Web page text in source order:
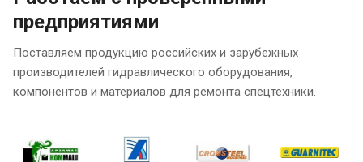
предприятиями
Поставляем продукцию российских и зарубежных
производителей гидравлического оборудования,
компонентов и материалов для ремонта спецтехники.